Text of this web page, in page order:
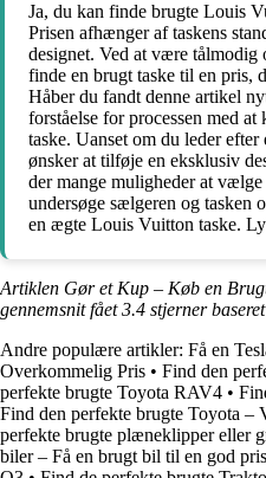
Ja, du kan finde brugte Louis
Prisen afhænger af taskens
designet. Ved at være tålmodig
finde en brugt taske til en pris,
Håber du fandt denne artikel
forståelse for processen med
taske. Uanset om du leder
ønsker at tilføje en eksklusiv
der mange muligheder at
undersøge sælgeren og tasken
en ægte Louis Vuitton taske.
Artiklen Gør et Kup – Køb en
gennemsnit fået3.4 stjerner
Andre populære artikler: Få en
Overkommelig Pris • Find den
perfekte brugte Toyota RAV4 •
Find den perfekte brugte Toyota –
perfekte brugte plæneklipper eller
biler – Få en brugt bil til en god